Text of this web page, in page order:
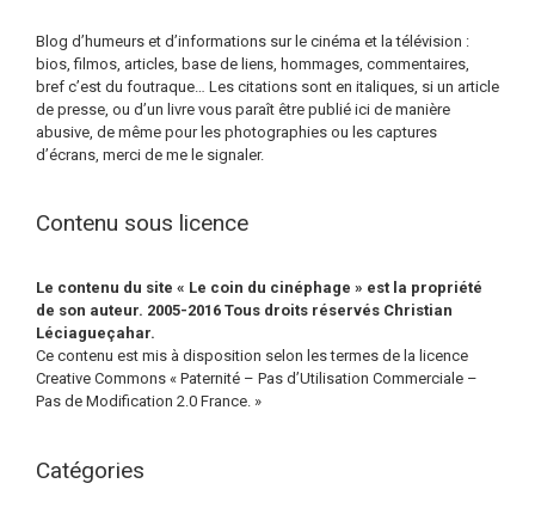
Blog d’humeurs et d’informations sur le cinéma et la télévision :
bios, filmos, articles, base de liens, hommages, commentaires,
bref c’est du foutraque… Les citations sont en italiques, si un article
de presse, ou d’un livre vous paraît être publié ici de manière
abusive, de même pour les photographies ou les captures
d’écrans, merci de me le signaler.
Contenu sous licence
Le contenu du site « Le coin du cinéphage » est la propriété
de son auteur. 2005-2016 Tous droits réservés Christian
Léciagueçahar.
Ce contenu est mis à disposition selon les termes de la licence
Creative Commons « Paternité – Pas d’Utilisation Commerciale –
Pas de Modification 2.0 France. »
Catégories